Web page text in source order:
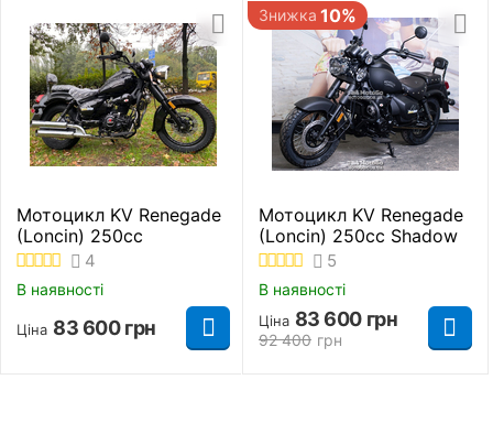
Сидіння 2х місне
Передній багажник Немає
Задній багажник
Колір Чорний
О'бєм бензобаку 19 л.
Стоянкове гальмо
Мотоцикл KV Renegade
(Loncin) 250cc
4
В наявності
Ціна 83 600 грн
Знижка 10%
Мотоцикл KV Renegade
(Loncin) 250cc Shadow
5
В наявності
92 400 грн
Ціна 83 600 грн